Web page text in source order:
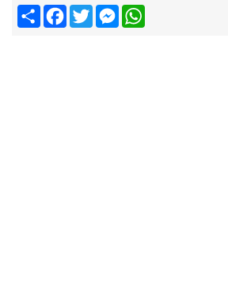
ShareFacebook
TwitterMessenger